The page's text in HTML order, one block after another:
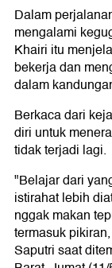
Dalam
mengalami
Khairi itu
bekerja dan
dalam
Berkaca dari
diri untuk
tidak terjadi lagi.
"Belajar dari
istirahat lebih
nggak makan
termasuk
Saputri saat